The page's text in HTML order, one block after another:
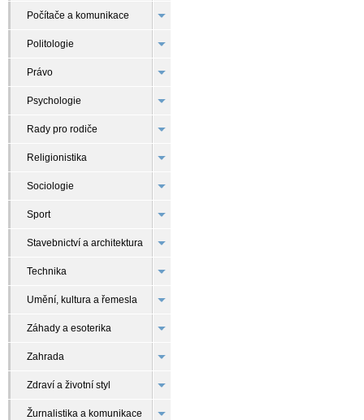
Počítače a komunikace
Politologie
Právo
Psychologie
Rady pro rodiče
Religionistika
Sociologie
Sport
Stavebnictví a architektura
Technika
Umění, kultura a řemesla
Záhady a esoterika
Zahrada
Zdraví a životní styl
Žurnalistika a komunikace